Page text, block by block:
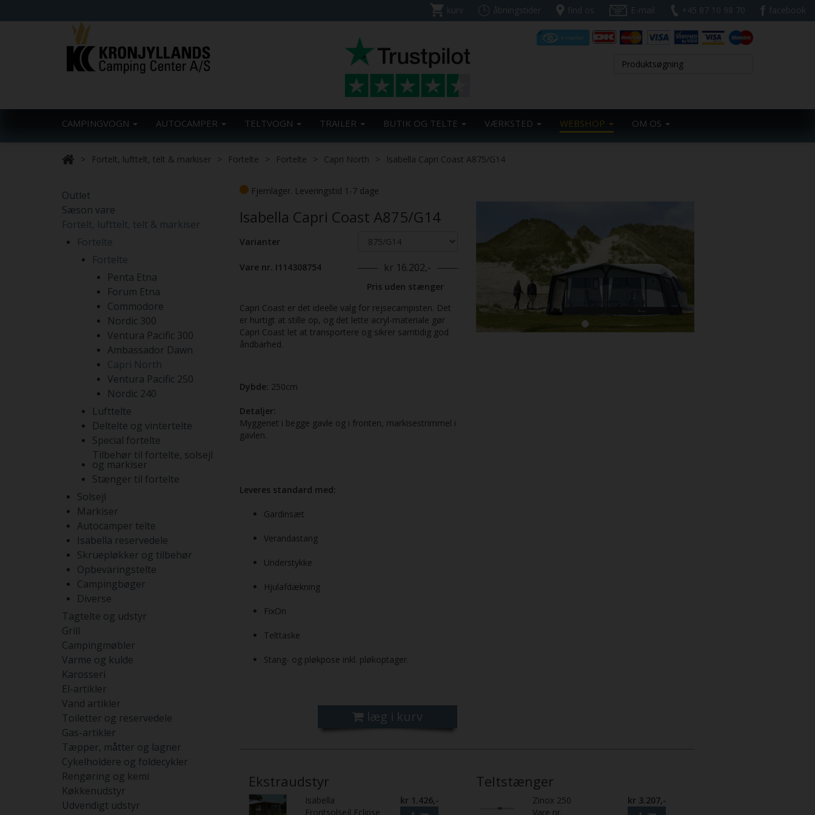
kurv åbningstider find os E-mail +45 87 10 98 70 facebook
CAMPINGVOGN AUTOCAMPER TELTVOGN TRAILER BUTIK OG TELTE VÆRKSTED WEBSHOP OM OS
Fortelt, lufttelt, telt & markiser Fortelte Fortelte Capri North Isabella Capri Coast A875/G14
Outlet
Sæson vare
Fortelt, lufttelt, telt & markiser
Fortelte
Fortelte
Penta Etna
Forum Etna
Commodore
Nordic 300
Ventura Pacific 300
Ambassador Dawn
Capri North
Ventura Pacific 250
Nordic 240
Lufttelte
Deltelte og vintertelte
Special fortelte
Tilbehør til fortelte, solsejl
og markiser
Stænger til fortelte
Solsejl
Markiser
Autocamper telte
Isabella reservedele
Skruepløkker og tilbehør
Opbevaringstelte
Campingbøger
Diverse
Tagtelte og udstyr
Grill
Campingmøbler
Varme og kulde
Karosseri
El-artikler
Vand artikler
Toiletter og reservedele
Gas-artikler
Tæpper, måtter og lagner
Cykelholdere og foldecykler
Rengøring og kemi
Køkkenudstyr
Udvendigt udstyr
Fjernlager. Leveringstid 1-7 dage
Isabella Capri Coast A875/G14
Varianter
Vare nr. I114308754 kr 16.202,-
Pris uden stænger
Capri Coast er det ideelle valg for rejsecampisten. Det
er hurtigt at stille op, og det lette acryl-materiale gør
Capri Coast let at transportere og sikrer samtidig god
åndbarhed.
Dybde: 250cm
Detaljer:
Myggenet i begge gavle og i fronten, markisestrimmel i
gavlen.
Leveres standard med:
Gardinsæt
Verandastang
Understykke
Hjulafdækning
FixOn
Telttaske
Stang- og pløkpose inkl. pløkoptager.
læg i kurv
Ekstraudstyr
Isabella
Frontsolsejl Eclipse
kr 1.426,-
Teltstænger
Zinox 250
Vare nr.
kr 3.207,-